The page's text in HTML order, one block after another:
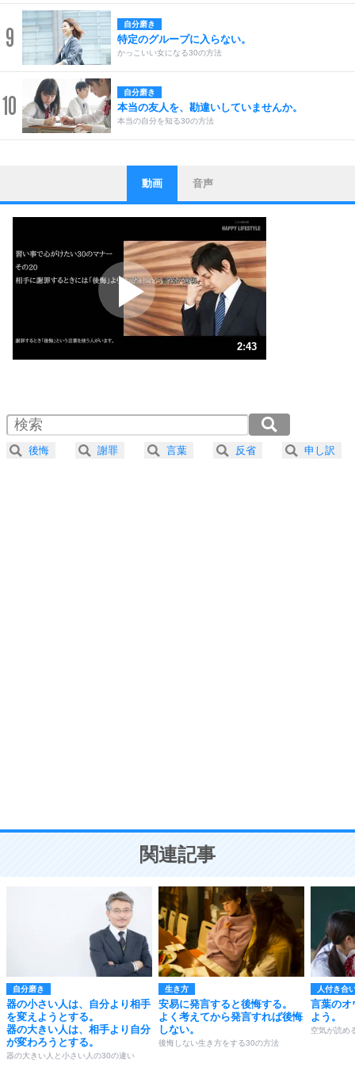
9 自分磨き
特定のグループに入らない。
かっこいい女になる30の方法
10 自分磨き
本当の友人を、勘違いしていませんか。
本当の自分を知る30の方法
1
ストレス対策
他人と比べない。
いっそのこと、他人を見ない。
いらいらしない人になる30の方法
プラス思考
ポジティブになれない原因は、行動しないから。
ポジティブ思考になる30の方法
ストレス対策
人生、なんとかなるもの。
気楽に生きる30の方法
4 器の大きい人は、怒りを優しさで表現する。
プラス思考
ことが大切。
動画 音声
2:43
2.0倍速 （320KB 1分21秒）
2.5倍速 （257KB 1分5秒）
3.0倍速 （214KB 54秒）
後悔 謝罪 言葉 反省 申し訳
関連記事
自分磨き
器の小さい人は、自分より相手
を変えようとする。
器の大きい人は、相手より自分
が変わろうとする。
器の大きい人と小さい人の30の違い
生き方
安易に発言すると後悔する。
よく考えてから発言すれば後悔
しない。
後悔しない生き方をする30の方法
人付き合
言葉のオ
よう。
空気が読め